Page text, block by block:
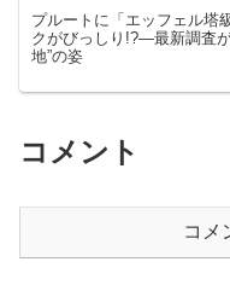
プルートに「エッフェル塔
クがびっしり!?―最新調査
地”の姿
コメント
コメ